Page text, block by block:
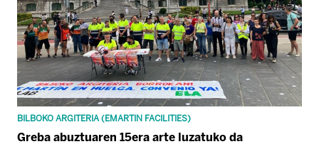
BILBOKO ARGITERIA (EMARTIN FACILITIES)
Greba abuztuaren 15era arte luzatuko da